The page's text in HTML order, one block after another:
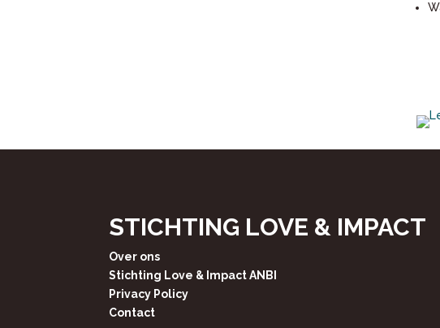
STICHTING LOVE & IMPACT
Over ons
Stichting Love & Impact ANBI
Privacy Policy
Contact